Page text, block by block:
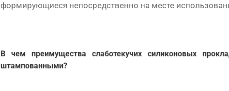
формирующиеся непосредственно на месте
В чем преимущества слаботекучих силиконовых
штампованными?